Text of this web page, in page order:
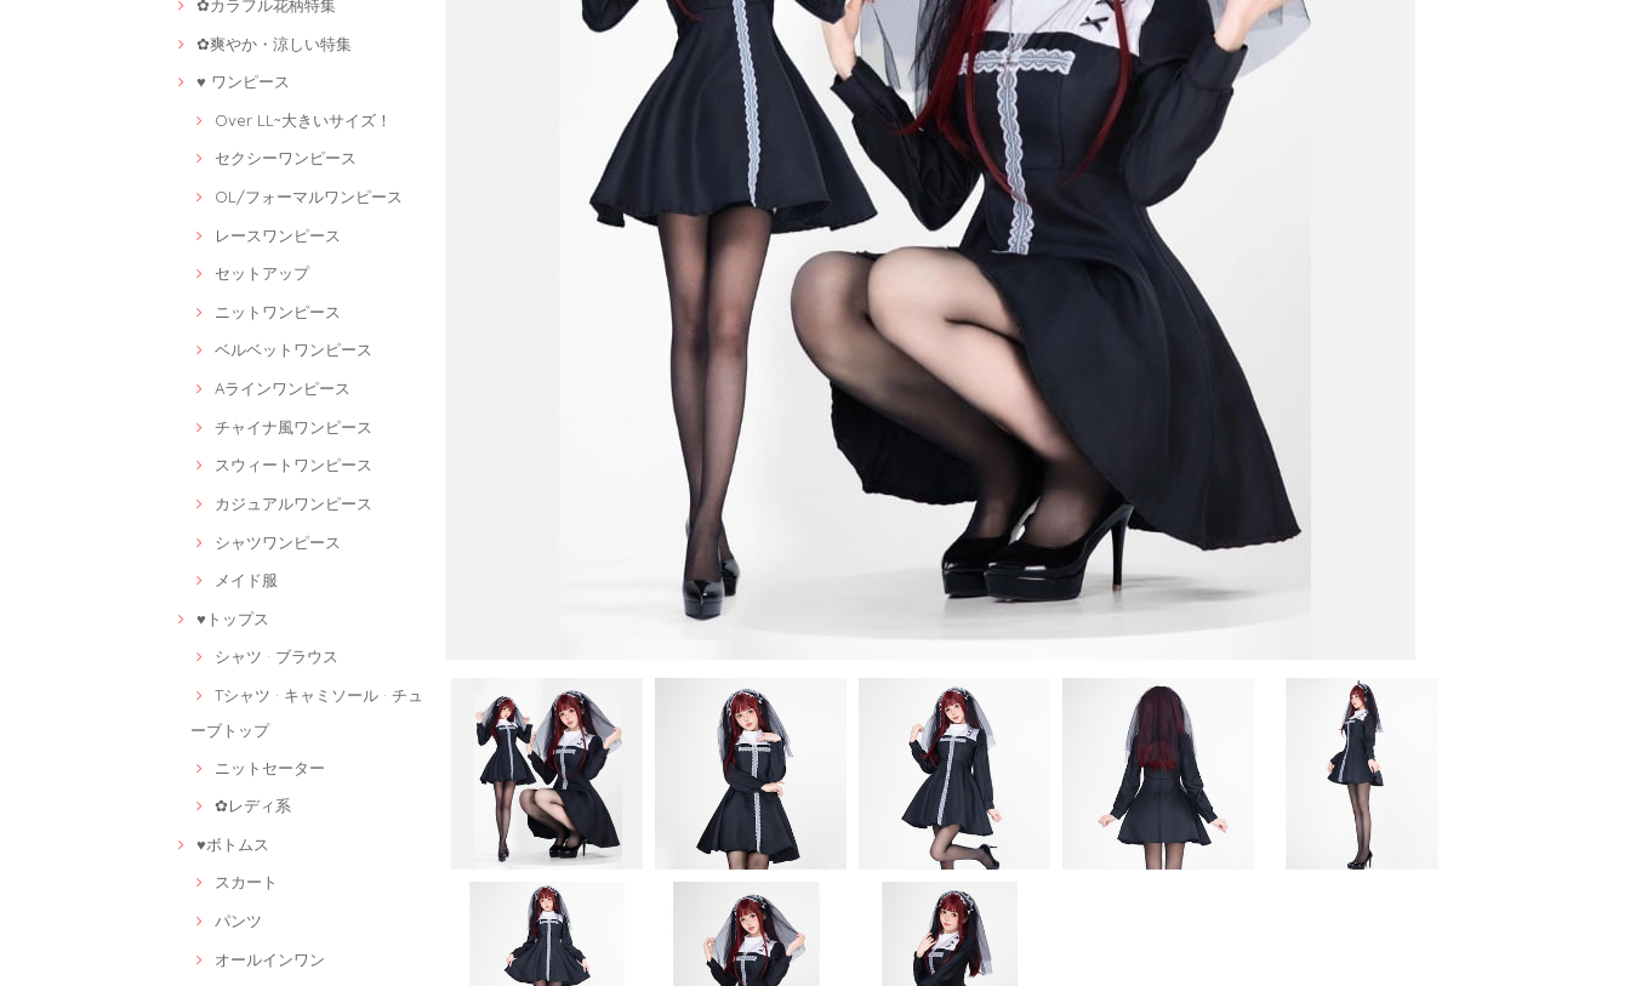
✿カラフル花柄特集
✿爽やか・涼しい特集
♥ ワンピース
Over LL~大きいサイズ！
セクシーワンピース
OL/フォーマルワンピース
レースワンピース
セットアップ
ニットワンピース
ベルベットワンピース
Aラインワンピース
チャイナ風ワンピース
スウィートワンピース
カジュアルワンピース
シャツワンピース
メイド服
♥トップス
シャツ · ブラウス
Tシャツ · キャミソール · チュ
ーブトップ
ニットセーター
✿レディ系
♥ボトムス
スカート
パンツ
オールインワン